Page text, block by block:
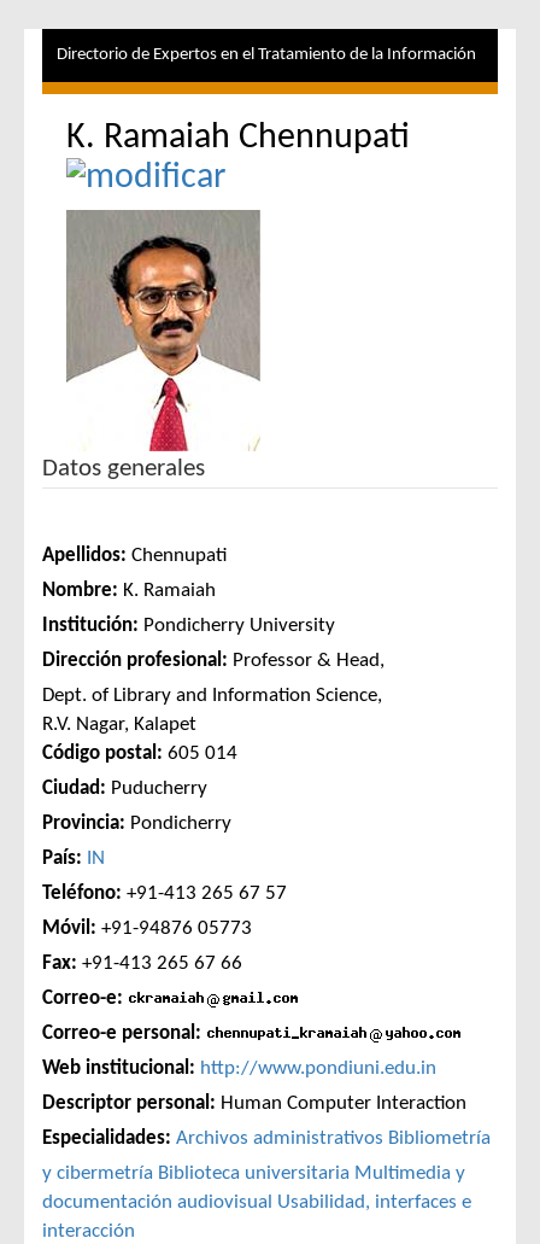
Directorio de Expertos en el Tratamiento de la Información
K. Ramaiah Chennupati
Datos generales
Apellidos: Chennupati
Nombre:
K. Ramaiah
Institución: Pondicherry University
Dirección profesional: Professor & Head,
Dept. of Library and Information Science,
R.V. Nagar, Kalapet
Código postal: 605 014
Ciudad: Puducherry
Provincia: Pondicherry
País:
IN
Teléfono: +91-413 265 67 57
Móvil: +91-94876 05773
Fax: +91-413 265 67 66
Correo-e:
Correo-e personal:
Web institucional: http://www.pondiuni.edu.in
Descriptor personal: Human Computer Interaction
Especialidades: Archivos administrativos Bibliometría
y cibermetría Biblioteca universitaria Multimedia y
documentación audiovisual Usabilidad, interfaces e
interacción